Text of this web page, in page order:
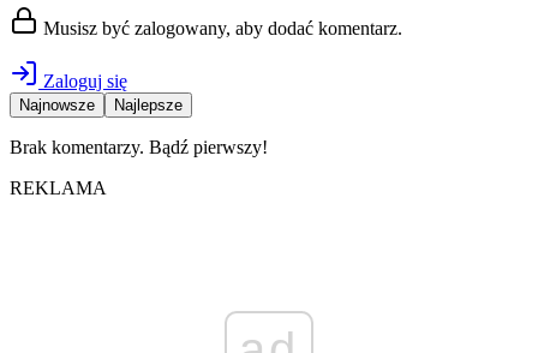
Musisz być zalogowany, aby dodać komentarz.
Zaloguj się
Najnowsze Najlepsze
Brak komentarzy. Bądź pierwszy!
REKLAMA